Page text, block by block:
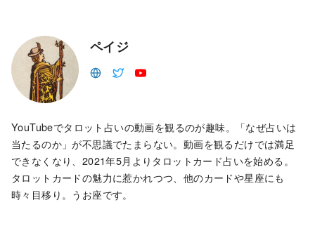
ペイジ
YouTubeでタロット占いの動画を観るのが趣味。「なぜ占いは
当たるのか」が不思議でたまらない。動画を観るだけでは満足
できなくなり、2021年5月よりタロットカード占いを始める。
タロットカードの魅力に惹かれつつ、他のカードや星座にも
時々目移り。うお座です。